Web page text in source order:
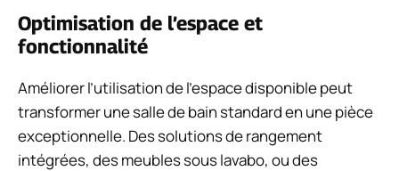
Optimisation de l’espace et
fonctionnalité
Améliorer l’utilisation de l’espace disponible peut
transformer une salle de bain standard en une pièce
exceptionnelle. Des solutions de rangement
intégrées, des meubles sous lavabo, ou des